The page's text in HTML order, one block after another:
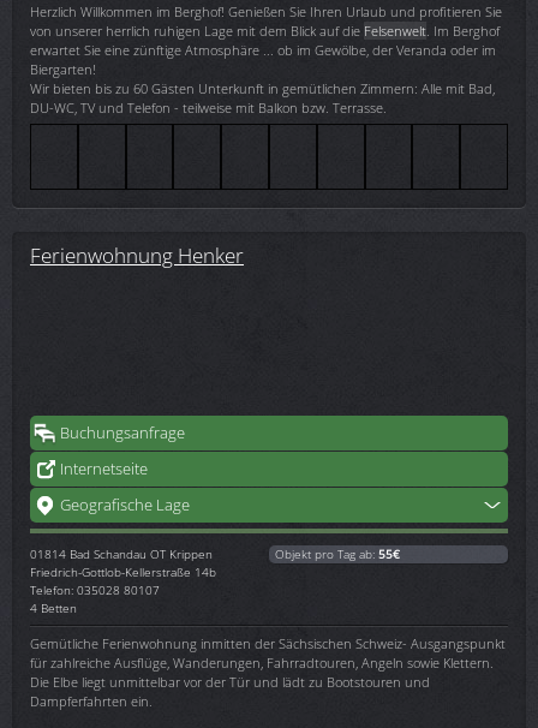
Herzlich Willkommen im Berghof! Genießen Sie Ihren Urlaub und profitieren Sie
von unserer herrlich ruhigen Lage mit dem Blick auf die Felsenwelt . Im Berghof
erwartet Sie eine zünftige Atmosphäre ... ob im Gewölbe, der Veranda oder im
Biergarten!
Wir bieten bis zu 60 Gästen Unterkunft in gemütlichen Zimmern: Alle mit Bad,
DU-WC, TV und Telefon - teilweise mit Balkon bzw. Terrasse.
Ferienwohnung Henker
Buchungsanfrage
Internetseite
Geografische Lage
01814 Bad Schandau OT Krippen
Friedrich-Gottlob-Kellerstraße 14b
Telefon: 035028 80107
4 Betten
Objekt pro Tag ab: 55€
Gemütliche Ferienwohnung inmitten der Sächsischen Schweiz- Ausgangspunkt
für zahlreiche Ausflüge, Wanderungen, Fahrradtouren, Angeln sowie Klettern.
Die Elbe liegt unmittelbar vor der Tür und lädt zu Bootstouren und
Dampferfahrten ein.